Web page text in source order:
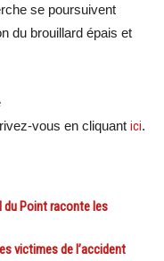
se poursuivent
du brouillard épais et
vous en cliquant ici.
du Point raconte les
victimes de l’accident